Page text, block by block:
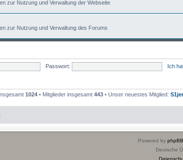
zur Nutzung und Verwaltung der Webseite
zur Nutzung und Verwaltung des Forums
Passwort: Ich
1024 • Mitglieder insgesamt 443 • Unser neuestes Mitglied:
Powered by phpBB
Deutsche